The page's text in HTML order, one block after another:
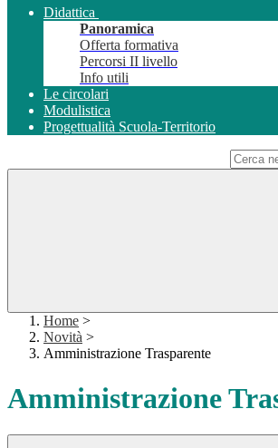
Didattica
Panoramica
Offerta formativa
Percorsi II livello
Info utili
Le circolari
Modulistica
Progettualità Scuola-Territorio
Home >
Novità >
Amministrazione Trasparente
Amministrazione